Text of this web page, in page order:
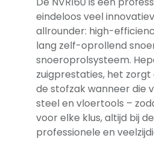
eindeloos veel
allrounder: high-
lang zelf-oprollend
snoeroprolsysteem.
zuigprestaties, het
de stofzak wanneer die
steel en vloertools –
voor elke klus, altijd bij
professionele en